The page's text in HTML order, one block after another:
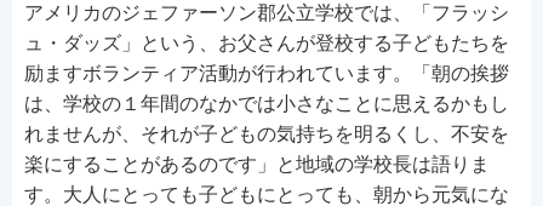
アメリカのジェファーソン郡公立学校では、「フラッシ
ュ・ダッズ」という、お父さんが登校する子どもたちを
励ますボランティア活動が行われています。「朝の挨拶
は、学校の１年間のなかでは小さなことに思えるかもし
れませんが、それが子どもの気持ちを明るくし、不安を
楽にすることがあるのです」と地域の学校長は語りま
す。大人にとっても子どもにとっても、朝から元気にな